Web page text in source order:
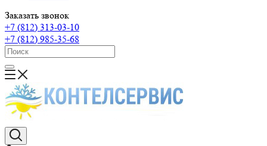
Заказать звонок
+7 (812) 313-03-10
+7 (812) 985-35-68